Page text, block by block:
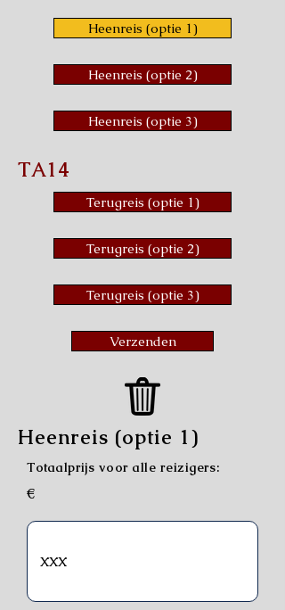
Heenreis (optie 1)
Heenreis (optie 2)
Heenreis (optie 3)
TA14
Terugreis (optie 1)
Terugreis (optie 2)
Terugreis (optie 3)
Verzenden
Heenreis (optie 1)
Totaalprijs voor alle reizigers:
€